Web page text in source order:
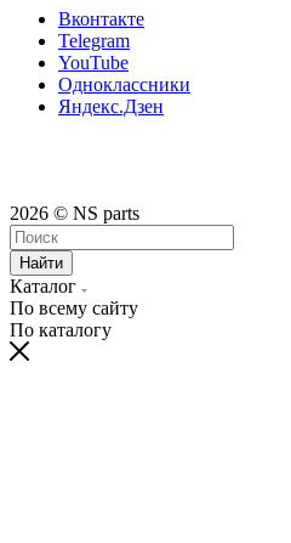
Вконтакте
Telegram
YouTube
Одноклассники
Яндекс.Дзен
2026 © NS parts
Найти
Каталог
По всему сайту
По каталогу